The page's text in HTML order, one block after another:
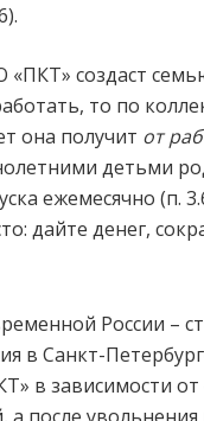
создаст
то по
она получит от
детьми
ежемесячно (п.
дайте денег,
России –
Санкт-
в зависимости от